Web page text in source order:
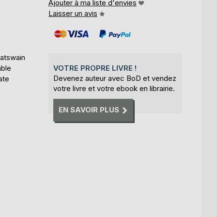
Ajouter à ma liste d'envies
Laisser un avis
VOTRE PROPRE LIVRE !
Devenez auteur avec BoD et vendez
votre livre et votre ebook en librairie.
EN SAVOIR PLUS